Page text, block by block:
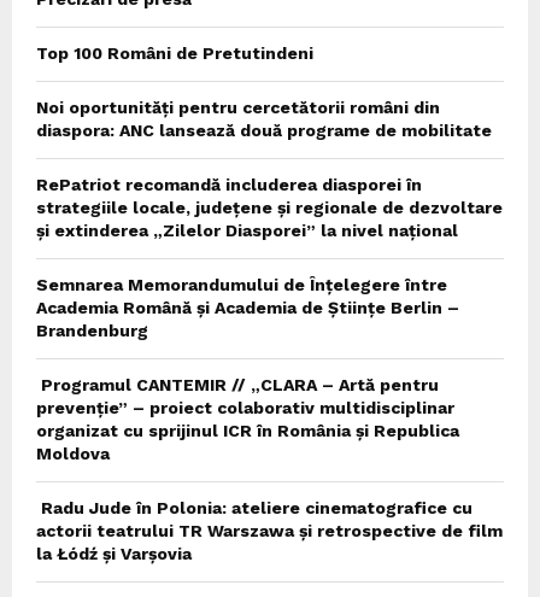
Top 100 Români de Pretutindeni
Noi oportunități pentru cercetătorii români din
diaspora: ANC lansează două programe de mobilitate
RePatriot recomandă includerea diasporei în
strategiile locale, județene și regionale de dezvoltare
și extinderea „Zilelor Diasporei” la nivel național
Semnarea Memorandumului de Înțelegere între
Academia Română și Academia de Științe Berlin –
Brandenburg
Programul CANTEMIR // „CLARA – Artă pentru
prevenție” – proiect colaborativ multidisciplinar
organizat cu sprijinul ICR în România și Republica
Moldova
Radu Jude în Polonia: ateliere cinematografice cu
actorii teatrului TR Warszawa și retrospective de film
la Łódź și Varșovia